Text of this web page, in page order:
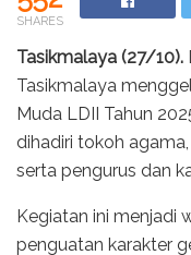
SHARES
Tasikmalaya (27/10).
Tasikmalaya
Muda LDII Tahun
dihadiri tokoh
serta pengurus dan
Kegiatan ini menjadi
penguatan karakter